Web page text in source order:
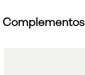
Complementos